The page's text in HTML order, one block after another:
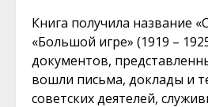
Книга получила название
«Большой игре» (1919 –
документов,
вошли письма, доклады и
советских деятелей,